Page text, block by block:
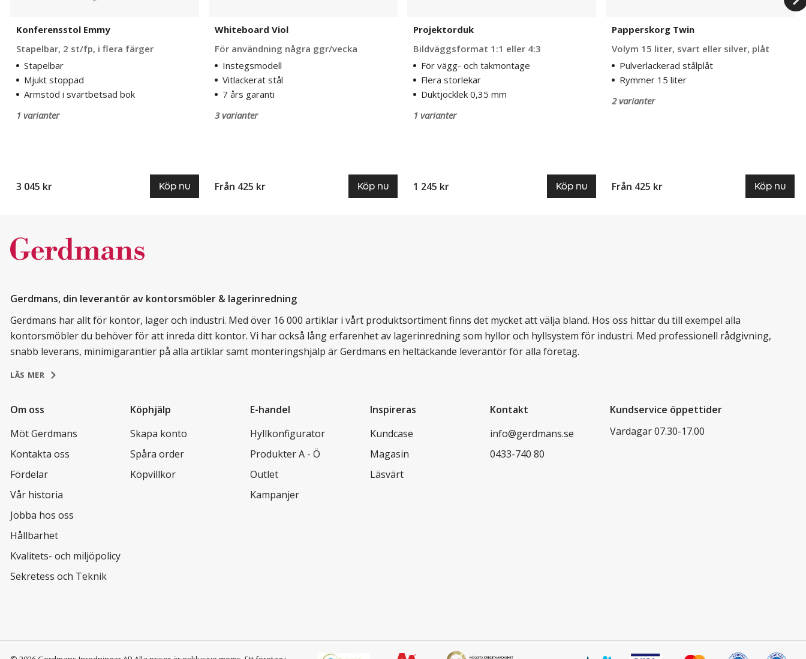
Konferensstol Emmy
Stapelbar, 2 st/fp, i flera färger
Stapelbar
Mjukt stoppad
Armstöd i svartbetsad bok
1 varianter
3 045 kr Köp nu
Whiteboard Viol
För användning några ggr/vecka
Instegsmodell
Vitlackerat stål
7 års garanti
3 varianter
Från 425 kr Köp nu
Projektorduk
Bildväggsformat 1:1 eller 4:3
För vägg- och takmontage
Flera storlekar
Duktjocklek 0,35 mm
1 varianter
1 245 kr Köp nu
Papperskorg Twin
Volym 15 liter, svart eller silver, plåt
Pulverlackerad stålplåt
Rymmer 15 liter
2 varianter
Från 425 kr Köp nu
Gerdmans, din leverantör av kontorsmöbler & lagerinredning
Gerdmans har allt för kontor, lager och industri. Med över 16 000 artiklar i vårt produktsortiment finns det mycket att välja bland. Hos oss hittar du till exempel alla
kontorsmöbler du behöver för att inreda ditt kontor. Vi har också lång erfarenhet av lagerinredning som hyllor och hyllsystem för industri. Med professionell rådgivning,
snabb leverans, minimigarantier på alla artiklar samt monteringshjälp är Gerdmans en heltäckande leverantör för alla företag.
LÄS MER
Om oss
Möt Gerdmans
Kontakta oss
Fördelar
Vår historia
Jobba hos oss
Hållbarhet
Kvalitets- och miljöpolicy
Sekretess och Teknik
Köphjälp
Skapa konto
Spåra order
Köpvillkor
E-handel
Hyllkonfigurator
Produkter A - Ö
Outlet
Kampanjer
Inspireras
Kundcase
Magasin
Läsvärt
Kontakt
info@gerdmans.se
0433-740 80
Kundservice öppettider
Vardagar 07.30-17.00